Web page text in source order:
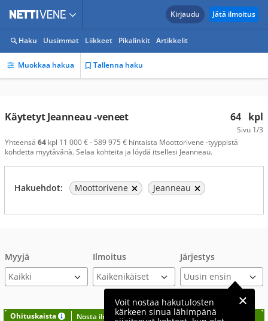
Kirjaudu Jätä ilmoitus
Haku Uusimmat Liikkeet Pikalinkit Artikkelit
Muokkaa hakua Tallenna haku
64 kpl
Sivu 1/3
Käytetyt Jeanneau -veneet
Yhteensä 64 kpl 11 000 € - 589 975 € hintaista Moottorivene -tyyppistä
kohdetta myytävänä. Selaa kohteita ja löydä itsellesi Jeanneau.
Hakuehdot: Moottorivene Jeanneau
Myyjä Ilmoitus Järjestys
Voit nostaa hakutulosten
kärkeen sinua lähimpänä
Ohituskaista Nosta ilmoituksesi tähän?